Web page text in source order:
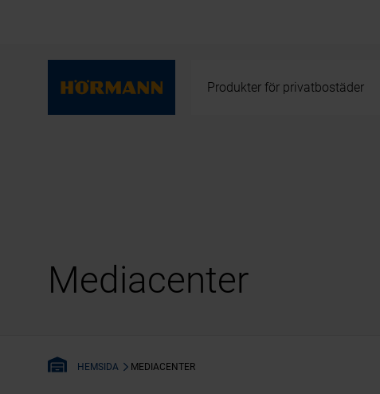
Produkter för privatbostäder
Mediacenter
HEMSIDA MEDIACENTER